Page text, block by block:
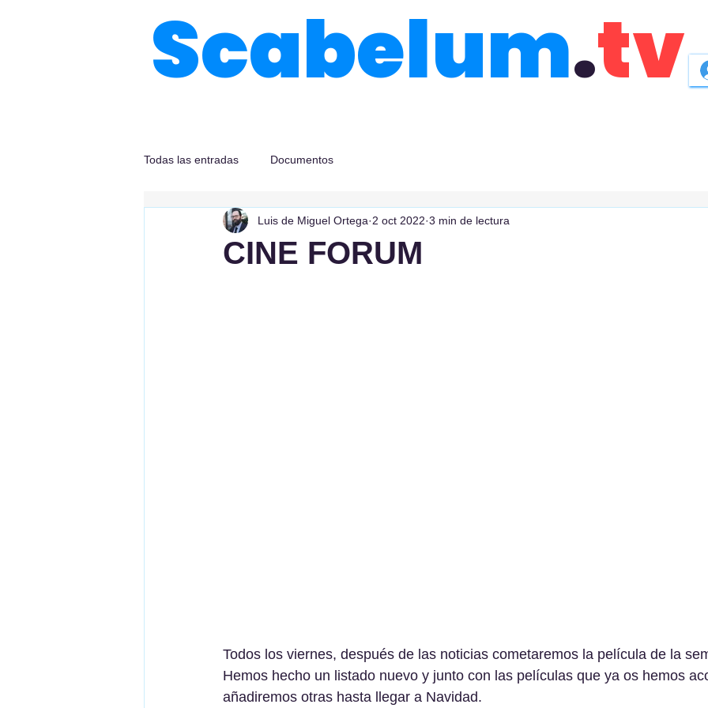
Scabelum.tv
Todas las entradas Documentos
CINE FORUM
Luis de Miguel Ortega 2 oct 2022 3 min de lectura
Todos los viernes, después de las noticias cometaremos la película de la
Hemos hecho un listado nuevo y junto con las películas que ya os hemos
añadiremos otras hasta llegar a Navidad.